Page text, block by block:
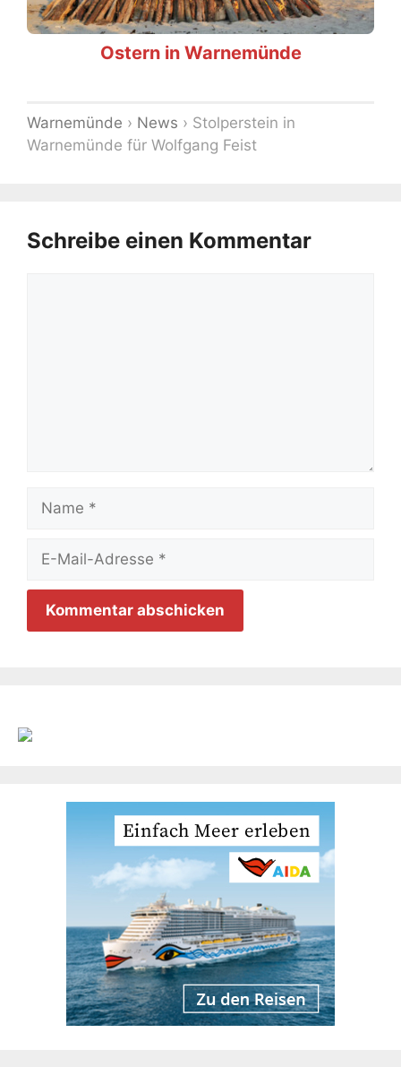
Ostern in Warnemünde
Warnemünde › News › Stolperstein in
Warnemünde für Wolfgang Feist
Schreibe einen Kommentar
Mail-
Adresse